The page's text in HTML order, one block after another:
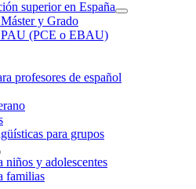
superior en España
y Grado
PAU (PCE o EBAU)
profesores de español
para grupos
niños y adolescentes
familias